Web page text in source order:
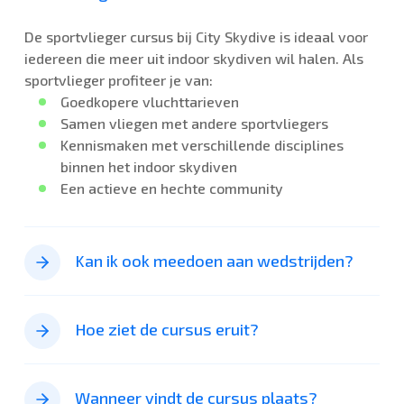
De sportvlieger cursus bij City Skydive is ideaal voor
iedereen die meer uit indoor skydiven wil halen. Als
sportvlieger profiteer je van:
Goedkopere vluchttarieven
Samen vliegen met andere sportvliegers
Kennismaken met verschillende disciplines
binnen het indoor skydiven
Een actieve en hechte community
Kan ik ook meedoen aan wedstrijden?
wedstrijden voor diverse disciplines en niveaus.
Hoe ziet de cursus eruit?
15 minuten vliegtijd (verdeeld over 2 blokken)
Wanneer vindt de cursus plaats?